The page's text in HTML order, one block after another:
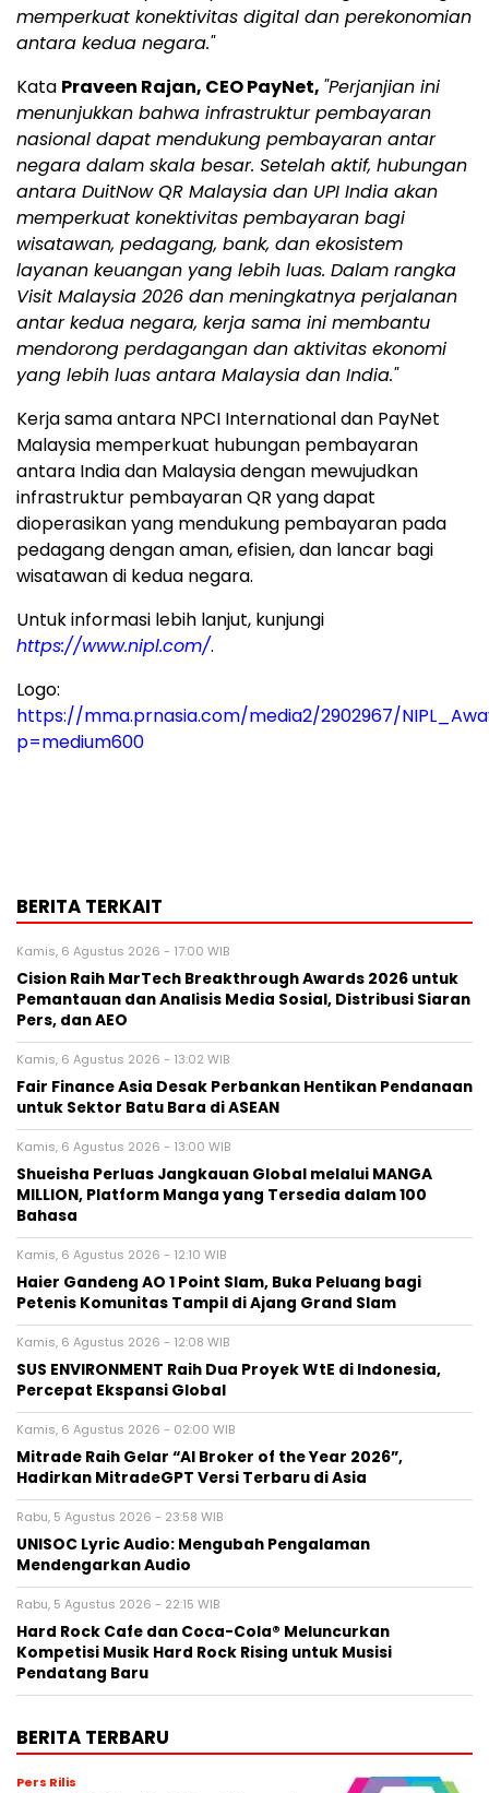
memperkuat konektivitas digital dan perekonomian
antara kedua negara."
Kata Praveen Rajan, CEO PayNet, "Perjanjian ini
menunjukkan bahwa infrastruktur pembayaran
nasional dapat mendukung pembayaran antar
negara dalam skala besar. Setelah aktif, hubungan
antara DuitNow QR Malaysia dan UPI India akan
memperkuat konektivitas pembayaran bagi
wisatawan, pedagang, bank, dan ekosistem
layanan keuangan yang lebih luas. Dalam rangka
Visit Malaysia 2026 dan meningkatnya perjalanan
antar kedua negara, kerja sama ini membantu
mendorong perdagangan dan aktivitas ekonomi
yang lebih luas antara Malaysia dan India."
Kerja sama antara NPCI International dan PayNet
Malaysia memperkuat hubungan pembayaran
antara India dan Malaysia dengan mewujudkan
infrastruktur pembayaran QR yang dapat
dioperasikan yang mendukung pembayaran pada
pedagang dengan aman, efisien, dan lancar bagi
wisatawan di kedua negara.
Untuk informasi lebih lanjut, kunjungi
https://www.nipl.com/.
Logo:
https://mma.prnasia.com/media2/2902967/
p=medium600
BERITA TERKAIT
Kamis, 6 Agustus 2026 - 17:00 WIB
Cision Raih MarTech Breakthrough Awards 2026 untuk
Pemantauan dan Analisis Media Sosial, Distribusi Siaran
Pers, dan AEO
Kamis, 6 Agustus 2026 - 13:02 WIB
Fair Finance Asia Desak Perbankan Hentikan Pendanaan
untuk Sektor Batu Bara di ASEAN
Kamis, 6 Agustus 2026 - 13:00 WIB
Shueisha Perluas Jangkauan Global melalui MANGA
MILLION, Platform Manga yang Tersedia dalam 100
Bahasa
Kamis, 6 Agustus 2026 - 12:10 WIB
Haier Gandeng AO 1 Point Slam, Buka Peluang bagi
Petenis Komunitas Tampil di Ajang Grand Slam
Kamis, 6 Agustus 2026 - 12:08 WIB
SUS ENVIRONMENT Raih Dua Proyek WtE di Indonesia,
Percepat Ekspansi Global
Kamis, 6 Agustus 2026 - 02:00 WIB
Mitrade Raih Gelar “AI Broker of the Year 2026”,
Hadirkan MitradeGPT Versi Terbaru di Asia
Rabu, 5 Agustus 2026 - 23:58 WIB
UNISOC Lyric Audio: Mengubah Pengalaman
Mendengarkan Audio
Rabu, 5 Agustus 2026 - 22:15 WIB
Hard Rock Cafe dan Coca-Cola® Meluncurkan
Kompetisi Musik Hard Rock Rising untuk Musisi
Pendatang Baru
BERITA TERBARU
Pers Rilis